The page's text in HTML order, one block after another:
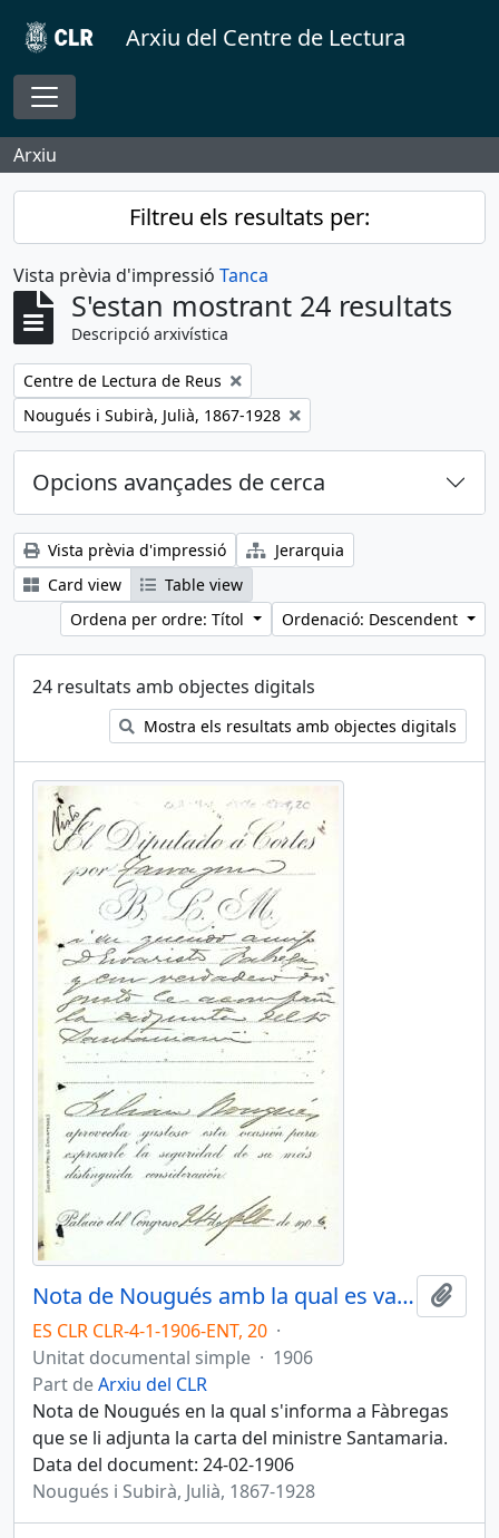
Skip to main content
Arxiu del Centre de Lectura
Toggle navigation
Arxiu
Filtreu els resultats per:
Vista prèvia d'impressió Tanca
S'estan mostrant 24 resultats
Descripció arxivística
Remove filter:
Centre de Lectura de Reus
Remove filter:
Nougués i Subirà, Julià, 1867-1928
Opcions avançades de cerca
Vista prèvia d'impressió
Jerarquia
Card view
Table view
Ordena per ordre: Títol
Ordenació: Descendent
24 resultats amb objectes digitals
Mostra els resultats amb objectes digitals
Nota de Nougués amb la qual es va adjuntar la carta de Santamaria
ES CLR CLR-4-1-1906-ENT, 20 ·
Unitat documental simple · 1906
Part deArxiu del CLR
Nota de Nougués en la qual s'informa a Fàbregas
que se li adjunta la carta del ministre Santamaria.
Data del document: 24-02-1906
Nougués i Subirà, Julià, 1867-1928